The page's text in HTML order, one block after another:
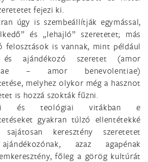
fejezi ki.
úgy is szembeállítják egymással,
és „lehajló” szeretetet; más
felosztások is vannak, mint például
ajándékozó szeretet (amor
– amor benevolentiae)
melyhez olykor még a hasznot
is hozzá szokták fűzni.
és teológiai vitákban e
gyakran túlzó ellentétekké
keresztény szeretetet
azaz agapénak
főleg a görög kultúrát